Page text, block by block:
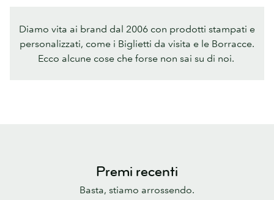
Diamo vita ai brand dal 2006 con prodotti stampati e
personalizzati, come i Biglietti da visita e le Borracce.
Ecco alcune cose che forse non sai su di noi.
Premi recenti
Basta, stiamo arrossendo.